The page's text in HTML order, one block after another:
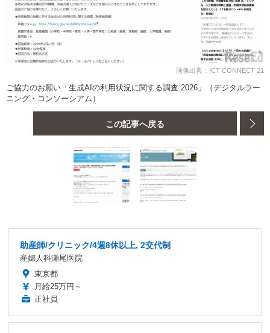
画像出典：ICT CONNECT 21
ご協力のお願い「生成AIの利用状況に関する調査 2026」（デジタルラー
ニング・コンソーシアム）
この記事へ戻る
助産師/クリニック/4週8休以上, 2交代制
産婦人科瀬尾医院
東京都
月給25万円～
正社員